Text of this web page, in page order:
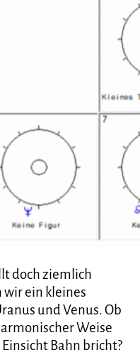
doch ziemlich
ein kleines
und Venus. Ob
Weise
Bahn bricht?